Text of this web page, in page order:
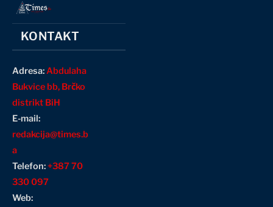
KONTAKT
Adresa:Abdulaha
Bukvice bb, Brčko
distrikt BiH
E-mail:
redakcija@times.b
a
Telefon:+387 70
330 097
Web: